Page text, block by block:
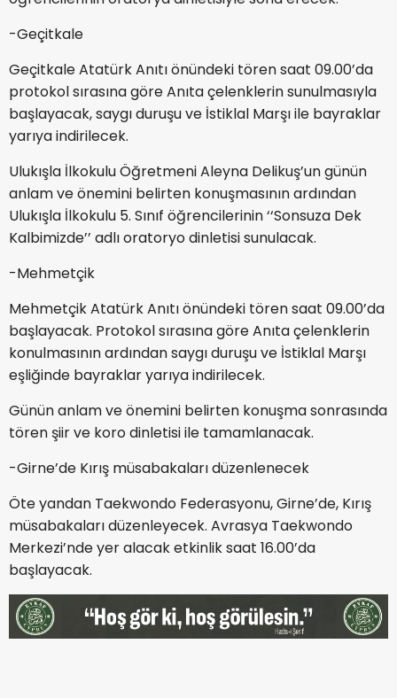
-Geçitkale
Geçitkale Atatürk Anıtı önündeki tören saat 09.00’da
protokol sırasına göre Anıta çelenklerin sunulmasıyla
başlayacak, saygı duruşu ve İstiklal Marşı ile bayraklar
yarıya indirilecek.
Ulukışla İlkokulu Öğretmeni Aleyna Delikuş’un günün
anlam ve önemini belirten konuşmasının ardından
Ulukışla İlkokulu 5. Sınıf öğrencilerinin ‘‘Sonsuza Dek
Kalbimizde’’ adlı oratoryo dinletisi sunulacak.
-Mehmetçik
Mehmetçik Atatürk Anıtı önündeki tören saat 09.00’da
başlayacak. Protokol sırasına göre Anıta çelenklerin
konulmasının ardından saygı duruşu ve İstiklal Marşı
eşliğinde bayraklar yarıya indirilecek.
Günün anlam ve önemini belirten konuşma sonrasında
tören şiir ve koro dinletisi ile tamamlanacak.
-Girne’de Kırış müsabakaları düzenlenecek
Öte yandan Taekwondo Federasyonu, Girne’de, Kırış
müsabakaları düzenleyecek. Avrasya Taekwondo
Merkezi’nde yer alacak etkinlik saat 16.00’da
başlayacak.